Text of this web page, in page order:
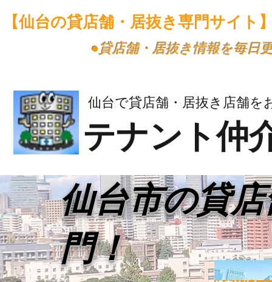
【仙台の貸店舗・居抜き専門サイト
​●貸店舗・居抜き情報を毎日
仙台で貸店舗・居抜き店舗を
テナント仲
仙台市の貸
門！